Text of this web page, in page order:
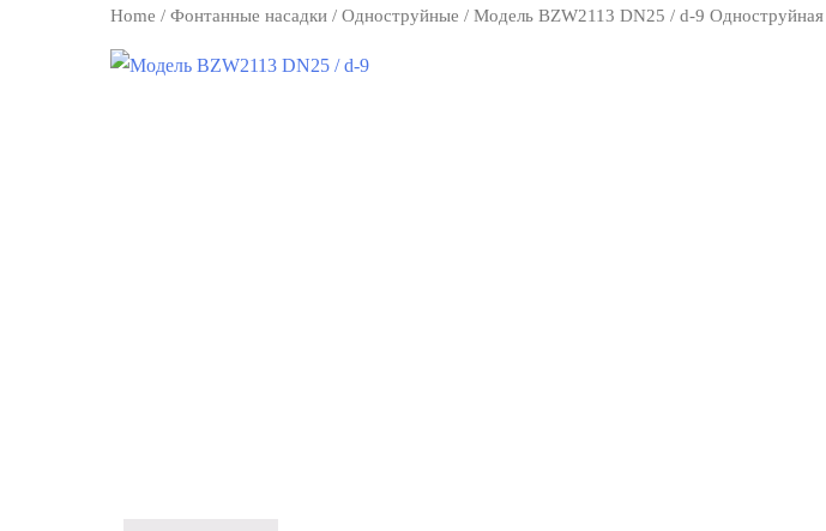
Home / Фонтанные насадки/ Одноструйные / Модель BZW2113 DN25 / d-9 Одноструйная